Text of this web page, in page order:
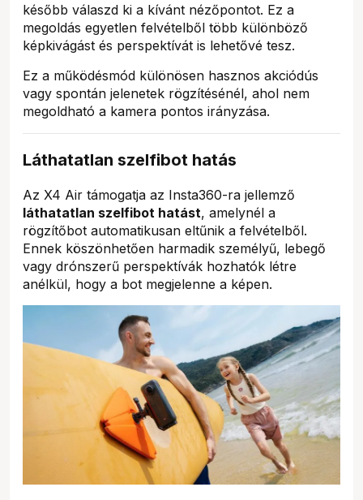
később válaszd ki a kívánt nézőpontot. Ez a
megoldás egyetlen felvételből több különböző
képkivágást és perspektívát is lehetővé tesz.
Ez a működésmód különösen hasznos akciódús
vagy spontán jelenetek rögzítésénél, ahol nem
megoldható a kamera pontos irányzása.
Láthatatlan szelfibot hatás
Az X4 Air támogatja az Insta360-ra jellemző
láthatatlan szelfibot hatást, amelynél a
rögzítőbot automatikusan eltűnik a felvételből.
Ennek köszönhetően harmadik személyű, lebegő
vagy drónszerű perspektívák hozhatók létre
anélkül, hogy a bot megjelenne a képen.